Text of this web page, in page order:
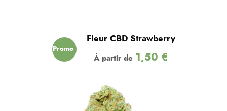
Promo
Fleur CBD Strawberry
À partir de 1,50 €